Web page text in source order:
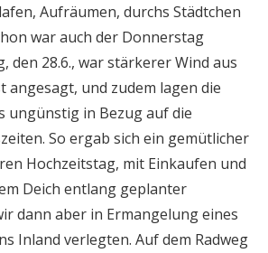
Aufräumen, durchs Städtchen
war auch der Donnerstag
den 28.6., war stärkerer Wind aus
angesagt, und zudem lagen die
ungünstig in Bezug auf die
So ergab sich ein gemütlicher
Hochzeitstag, mit Einkaufen und
Deich entlang geplanter
dann aber in Ermangelung eines
Inland verlegten. Auf dem Radweg